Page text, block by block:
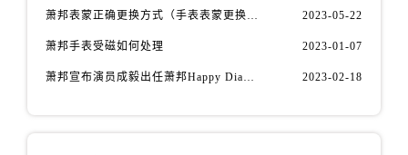
萧邦表蒙正确更换方式（手表表蒙更换知识） 2023-05-22
萧邦手表受磁如何处理 2023-01-07
萧邦宣布演员成毅出任萧邦Happy Diamonds系列品牌大使 2023-02-18